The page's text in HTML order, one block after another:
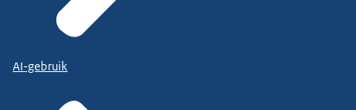
AI-gebruik